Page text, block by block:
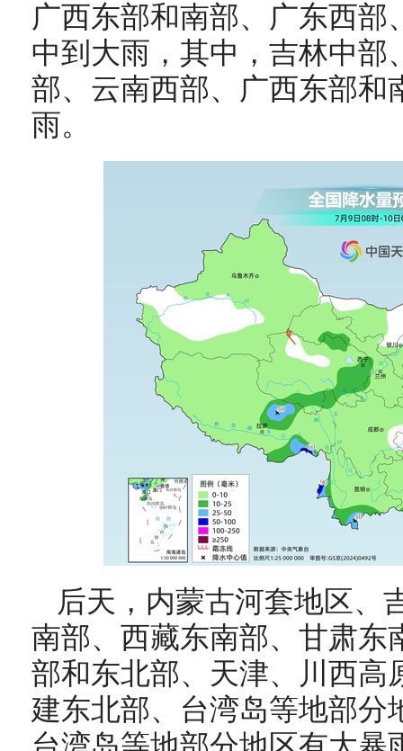
广西东部和南部、广东西
中到大雨，其中，吉林中部
部、云南西部、广西东部和
雨。
后天，内蒙古河套地区、
南部、西藏东南部、甘肃东
部和东北部、天津、川西高
建东北部、台湾岛等地部分